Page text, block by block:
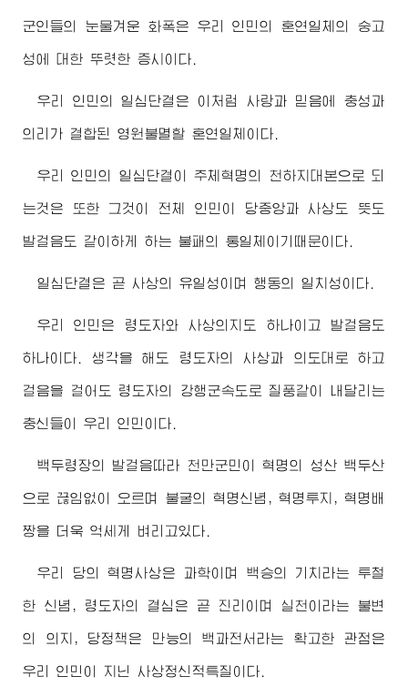
군인들의 눈물겨운 화폭은 우리 인민의 혼연일체의 숭고
성에 대한 뚜렷한 증시이다.
우리 인민의 일심단결은 이처럼 사랑과 믿음에 충성과
의리가 결합된 영원불멸할 혼연일체이다.
우리 인민의 일심단결이 주체혁명의 천하지대본으로 되
는것은 또한 그것이 전체 인민이 당중앙과 사상도 뜻도
발걸음도 같이하게 하는 불패의 통일체이기때문이다.
일심단결은 곧 사상의 유일성이며 행동의 일치성이다.
우리 인민은 령도자와 사상의지도 하나이고 발걸음도
하나이다. 생각을 해도 령도자의 사상과 의도대로 하고
걸음을 걸어도 령도자의 강행군속도로 질풍같이 내달리는
충신들이 우리 인민이다.
백두령장의 발걸음따라 천만군민이 혁명의 성산 백두산
으로 끊임없이 오르며 불굴의 혁명신념, 혁명투지, 혁명배
짱을 더욱 억세게 벼리고있다.
우리 당의 혁명사상은 과학이며 백승의 기치라는 투철
한 신념, 령도자의 결심은 곧 진리이며 실천이라는 불변
의 의지, 당정책은 만능의 백과전서라는 확고한 관점은
우리 인민이 지닌 사상정신적특질이다.